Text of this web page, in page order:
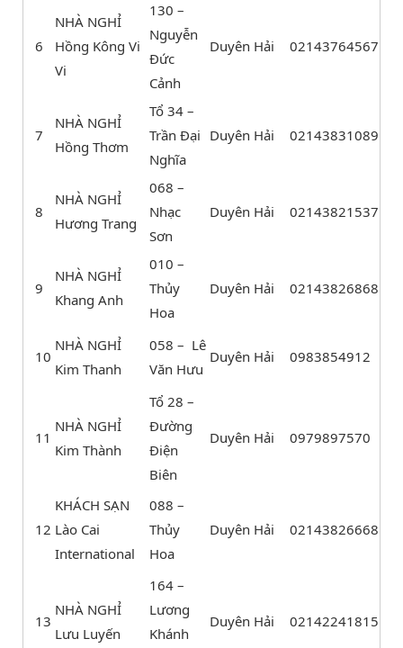
6
NHÀ NGHỈ
Hồng Kông Vi
Vi
130 –
Nguyễn
Đức
Cảnh
Duyên Hải 02143764567
7
NHÀ NGHỈ
Hồng Thơm
Tổ 34 –
Trần Đại
Nghĩa
Duyên Hải 02143831089
8
NHÀ NGHỈ
Hương Trang
068 –
Nhạc
Sơn
Duyên Hải 02143821537
9
NHÀ NGHỈ
Khang Anh
010 –
Thủy
Hoa
Duyên Hải 02143826868
10
NHÀ NGHỈ
Kim Thanh
058 – Lê
Văn Hưu
Duyên Hải 0983854912
11
NHÀ NGHỈ
Kim Thành
Tổ 28 –
Đường
Điện
Biên
Duyên Hải 0979897570
12
KHÁCH SẠN
Lào Cai
International
088 –
Thủy
Hoa
Duyên Hải 02143826668
13
NHÀ NGHỈ
Lưu Luyến
164 –
Lương
Khánh
Duyên Hải 02142241815